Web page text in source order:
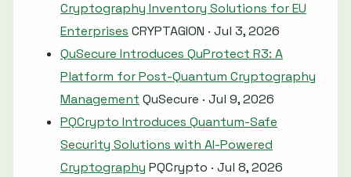
Cryptography Inventory Solutions for EU
Enterprises CRYPTAGION · Jul 3, 2026
QuSecure Introduces QuProtect R3: A
Platform for Post-Quantum Cryptography
Management QuSecure · Jul 9, 2026
PQCrypto Introduces Quantum-Safe
Security Solutions with AI-Powered
Cryptography PQCrypto · Jul 8, 2026